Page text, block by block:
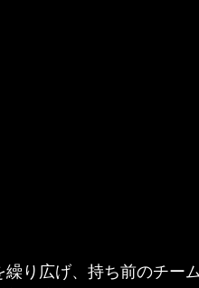
り広げ、持ち前のチー